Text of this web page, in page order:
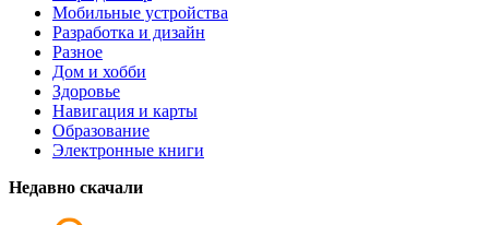
Мобильные устройства
Разработка и дизайн
Разное
Дом и хобби
Здоровье
Навигация и карты
Образование
Электронные книги
Недавно скачали